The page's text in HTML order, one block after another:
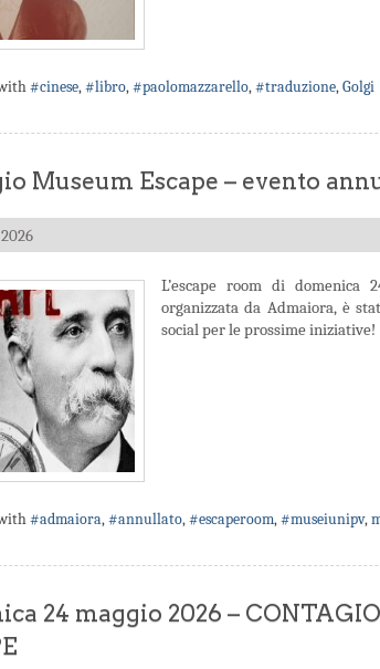
#cinese,#libro,#paolomazzarello,#traduzione,Golgi
Museum Escape – evento
L’escape room di domenica
organizzata da Admaiora, è
social per le prossime iniziative!
#admaiora,#annullato,#escaperoom,#museiunipv,
24 maggio 2026 –